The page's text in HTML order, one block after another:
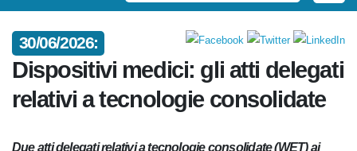
30/06/2026:
Dispositivi medici: gli atti
delegati relativi a tecnologie
consolidate